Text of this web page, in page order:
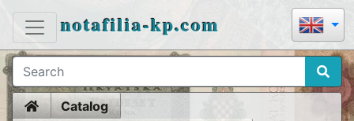
notafilia-kp.com
HomeCatalog